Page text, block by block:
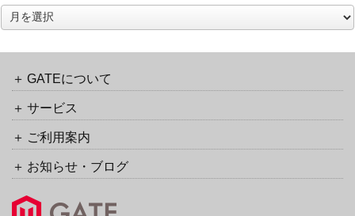
ッ
ク
ッ
URL
ア
ー
GATEについて
サービス
ご利用案内
お知らせ・ブログ